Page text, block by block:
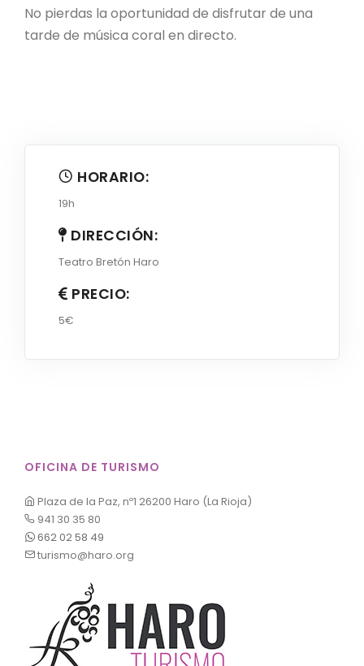
No pierdas la oportunidad de disfrutar de una
tarde de música coral en directo.
HORARIO:
19h
DIRECCIÓN:
Teatro Bretón Haro
PRECIO:
5€
OFICINA DE TURISMO
Plaza de la Paz, nº1 26200 Haro (La Rioja)
941 30 35 80
662 02 58 49
turismo@haro.org